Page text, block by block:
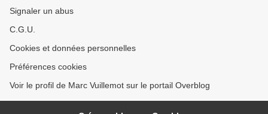
Signaler un abus
C.G.U.
Cookies et données personnelles
Préférences cookies
Voir le profil de Marc Vuillemot sur le portail Overblog